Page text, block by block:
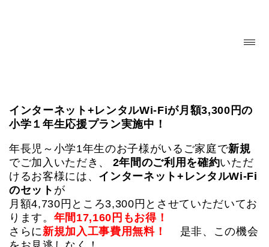
インターネット+レンタルWi-Fiが月額3,300円の
小学１年生応援プラン実施中！
年長児～小学1年生のお子様がいるご家庭で新規
でご加入いただき、
2年間のご利用を確約いただ
けるお客様には、 インターネット+レンタルWi-Fi
のセット が
月額4,730円ところ3,300円とさせていただいてお
ります。 年間17,160円もお得！
さらに 新規加入工事費用無料！
是非、この機会